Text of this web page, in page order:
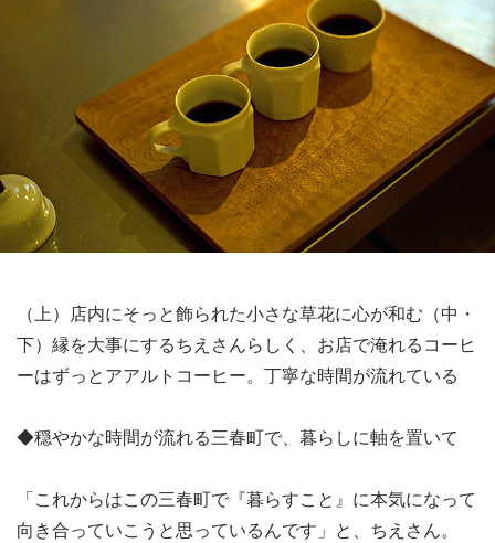
（上）店内にそっと飾られた小さな草花に心が和む（中・
下）縁を大事にするちえさんらしく、お店で淹れるコーヒ
ーはずっとアアルトコーヒー。丁寧な時間が流れている
◆穏やかな時間が流れる三春町で、暮らしに軸を置いて
「これからはこの三春町で『暮らすこと』に本気になって
向き合っていこうと思っているんです」と、ちえさん。